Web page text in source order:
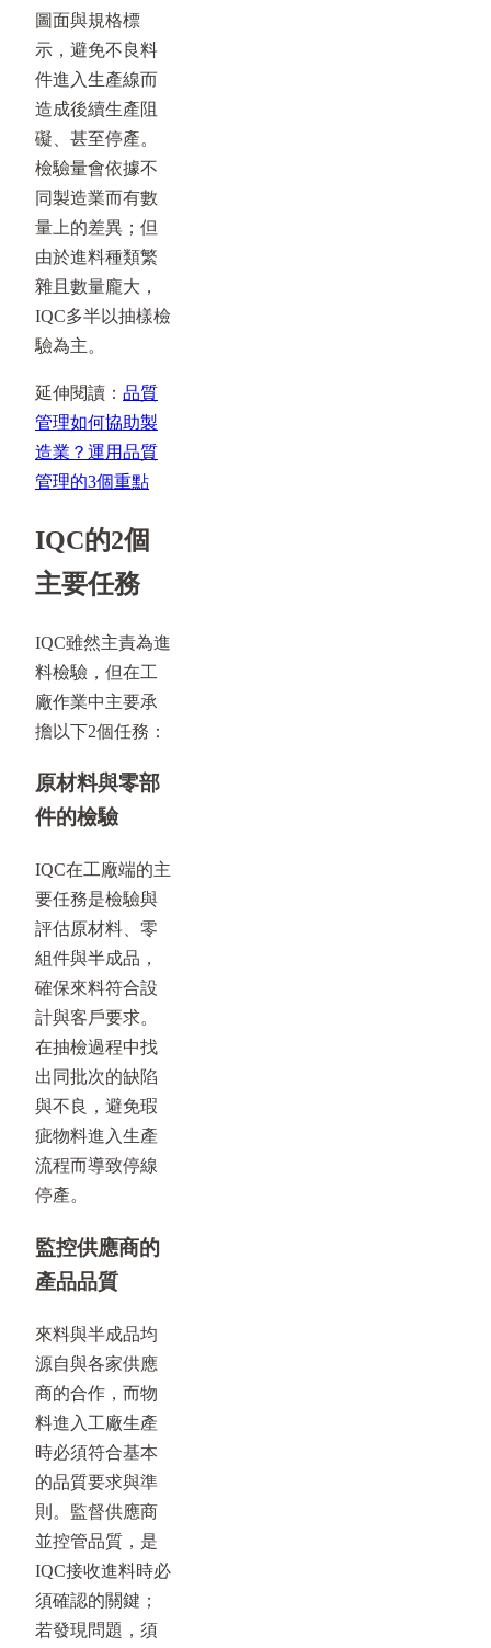
圖面與規格標
示，避免不良料
件進入生產線而
造成後續生產阻
礙、甚至停產。
檢驗量會依據不
同製造業而有數
量上的差異；但
由於進料種類繁
雜且數量龐大，
IQC多半以抽樣檢
驗為主。
延伸閱讀： 品質
管理如何協助製
造業？運用品質
管理的3個重點
IQC的2個
主要任務
IQC雖然主責為進
料檢驗，但在工
廠作業中主要承
擔以下2個任務：
原材料與零部
件的檢驗
IQC在工廠端的主
要任務是檢驗與
評估原材料、零
組件與半成品，
確保來料符合設
計與客戶要求。
在抽檢過程中找
出同批次的缺陷
與不良，避免瑕
疵物料進入生產
流程而導致停線
停產。
監控供應商的
產品品質
來料與半成品均
源自與各家供應
商的合作，而物
料進入工廠生產
時必須符合基本
的品質要求與準
則。監督供應商
並控管品質，是
IQC接收進料時必
須確認的關鍵；
若發現問題，須